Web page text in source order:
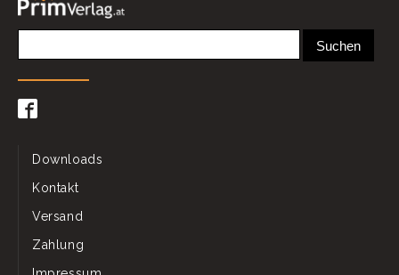
Downloads
Kontakt
Versand
Zahlung